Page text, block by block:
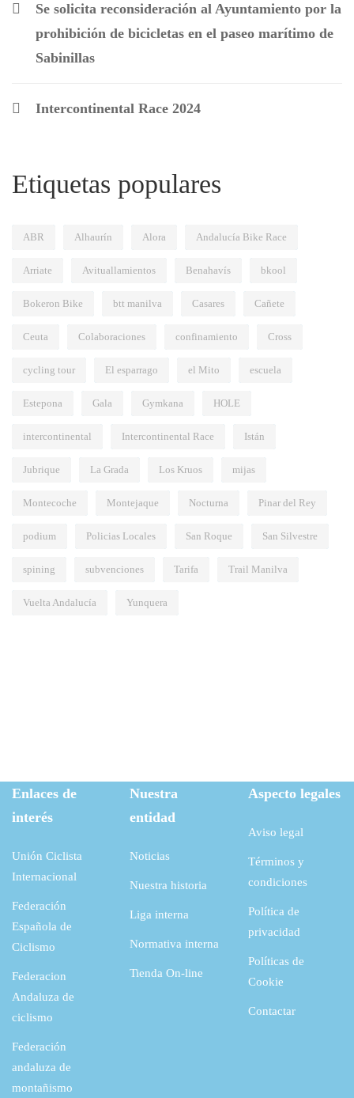
Se solicita reconsideración al Ayuntamiento por la
prohibición de bicicletas en el paseo marítimo de
Sabinillas
Intercontinental Race 2024
Etiquetas populares
ABR Alhaurín Alora Andalucía Bike Race
Arriate Avituallamientos Benahavís bkool
Bokeron Bike btt manilva Casares Cañete
Ceuta Colaboraciones confinamiento Cross
cycling tour El esparrago el Mito escuela
Estepona Gala Gymkana HOLE
intercontinental Intercontinental Race Istán
Jubrique La Grada Los Kruos mijas
Montecoche Montejaque Nocturna Pinar del Rey
podium Policias Locales San Roque San Silvestre
spining subvenciones Tarifa Trail Manilva
Vuelta Andalucía Yunquera
Enlaces de
interés
Unión Ciclista
Internacional
Federación
Española de
Ciclismo
Federacion
Andaluza de
ciclismo
Federación
andaluza de
montañismo
Nuestra
entidad
Noticias
Nuestra historia
Liga interna
Normativa interna
Tienda On-line
Aspecto legales
Aviso legal
Términos y
condiciones
Política de
privacidad
Políticas de
Cookie
Contactar